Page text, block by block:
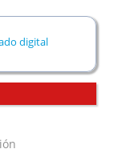
digital